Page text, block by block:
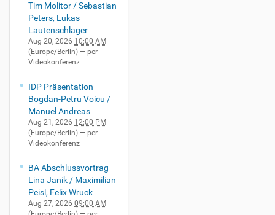
Tim Molitor / Sebastian
Peters, Lukas
Lautenschlager
Aug 20, 2026 10:00 AM
(Europe/Berlin) — per
Videokonferenz
IDP Präsentation
Bogdan-Petru Voicu /
Manuel Andreas
Aug 21, 2026 12:00 PM
(Europe/Berlin) — per
Videokonferenz
BA Abschlussvortrag
Lina Janik / Maximilian
Peisl, Felix Wruck
Aug 27, 2026 09:00 AM